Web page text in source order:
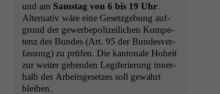
und am Sam­stag von 6 bis 19 Uhr.
Alter­na­tiv wäre eine Geset­zge­bung auf­
grund der gewer­be­polizeilichen Kom­pe­
tenz des Bun­des (Art. 95 der Bun­desver­
fas­sung) zu prüfen. Die kan­tonale Hoheit
zur weit­er gehen­den Legiferierung inner­
halb des Arbeits­ge­set­zes soll gewahrt
bleiben.